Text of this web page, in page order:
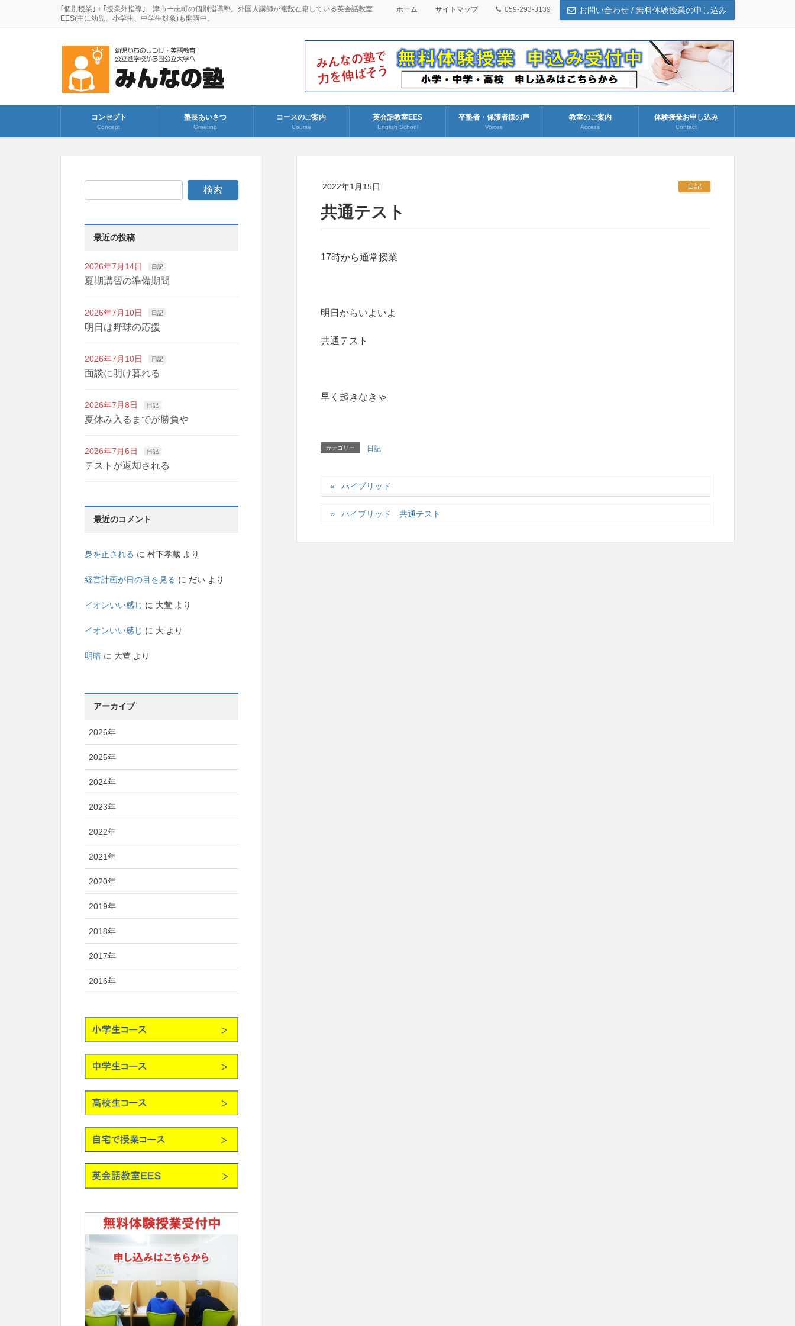
｢個別授業｣＋｢授業外指導｣ 津市一志町の個別指導塾。外国人講師が複数在籍している英会話教室
EES(主に幼児、小学生、中学生対象)も開講中。
ホーム サイトマップ 059-293-3139 お問い合わせ / 無料体験授業の申し込み
コンセプト
Concept
塾長あいさつ
Greeting
コースのご案内
Course
英会話教室EES
English School
卒塾者・保護者様の声
Voices
教室のご案内
Access
体験授業お申し込み
Contact
2022年1月15日 日記
共通テスト
17時から通常授業
明日からいよいよ
共通テスト
早く起きなきゃ
カテゴリー 日記
ハイブリッド
ハイブリッド 共通テスト
最近の投稿
2026年7月14日 日記
夏期講習の準備期間
2026年7月10日 日記
明日は野球の応援
2026年7月10日 日記
面談に明け暮れる
2026年7月8日 日記
夏休み入るまでが勝負や
2026年7月6日 日記
テストが返却される
最近のコメント
身を正される に 村下孝蔵 より
経営計画が日の目を見る に だい より
イオンいい感じ に 大萱 より
イオンいい感じ に 大 より
明暗 に 大萱 より
アーカイブ
2026年
2025年
2024年
2023年
2022年
2021年
2020年
2019年
2018年
2017年
2016年